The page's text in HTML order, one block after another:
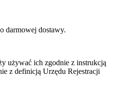
darmowej dostawy.
używać ich zgodnie z instrukcją
z definicją Urzędu Rejestracji